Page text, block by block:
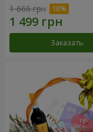
1 666 грн
Заказать